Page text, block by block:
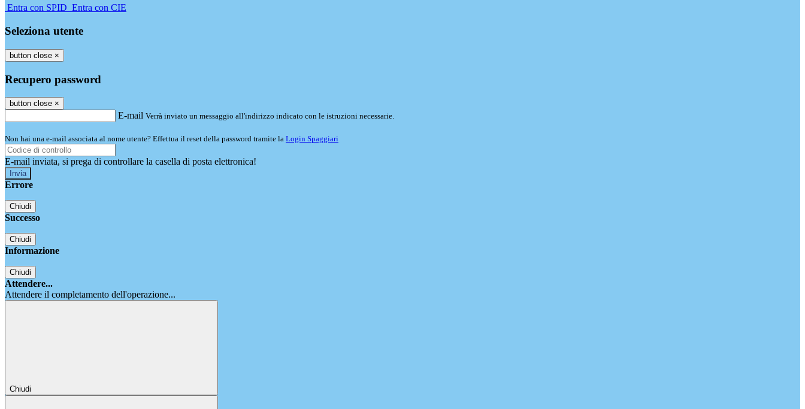
Entra con SPID Entra con CIE
Seleziona utente
button close ×
Recupero password
button close ×
E-mail Verrà inviato un messaggio all'indirizzo indicato con le istruzioni necessarie.
Non hai una e-mail associata al nome utente? Effettua il reset della password tramite la Login Spaggiari
E-mail inviata, si prega di controllare la casella di posta elettronica!
Errore
Chiudi
Successo
Chiudi
Informazione
Chiudi
Attendere...
Attendere il completamento dell'operazione...
Chiudi